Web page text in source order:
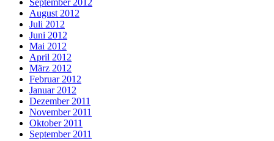
September 2012
August 2012
Juli 2012
Juni 2012
Mai 2012
April 2012
März 2012
Februar 2012
Januar 2012
Dezember 2011
November 2011
Oktober 2011
September 2011